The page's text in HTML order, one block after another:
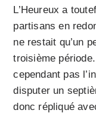
L’Heureux a
partisans en
ne restait qu’un
troisième
cependant pas
disputer un
donc répliqué